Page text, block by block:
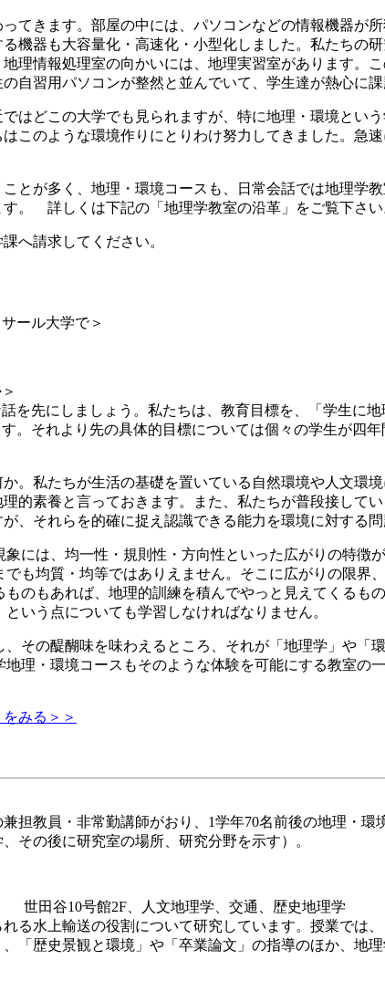
てきます。部屋の中には、パソコンなどの情報機器が
機器も大容量化・高速化・小型化しました。私たちの
地理情報処理室の向かいには、地理実習室があります。
自習用パソコンが整然と並んでいて、学生達が熱心に課
はどこの大学でも見られますが、特に地理・環境とい
このような環境作りにとりわけ努力してきました。急
が多く、地理・環境コースも、日常会話では地理学
。 詳しくは下記の「地理学教室の沿革」をご覧下さい
ら入学課へ請求してください。
ール大学で＞
を先にしましょう。私たちは、教育目標を、「学生に
。それより先の具体的目標については個々の学生が四
。私たちが生活の基礎を置いている自然環境や人文環
的素養と言っておきます。また、私たちが普段接して
、それらを的確に捉え認識できる能力を環境に対する問
には、均一性・規則性・方向性といった広がりの特徴
でも均質・均等ではありえません。そこに広がりの限界
のもあれば、地理的訓練を積んでやっと見えてくる
いう点についても学習しなければなりません。
その醍醐味を味わえるところ、それが「地理学」や「
理・環境コースもそのような体験を可能にする教室の一
みる＞＞
担教員・非常勤講師がおり、1学年70名前後の地理・
その後に研究室の場所、研究分野を示す）。
世田谷10号館2F、人文地理学、交通、歴史地理学
る水上輸送の役割について研究しています。授業では
「歴史景観と環境」や「卒業論文」の指導のほか、地